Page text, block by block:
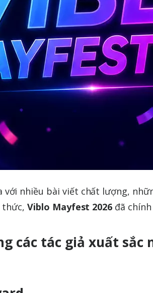
với nhiều bài viết chất lượng,
thức,Viblo Mayfest 2026 đã
các tác giả xuất